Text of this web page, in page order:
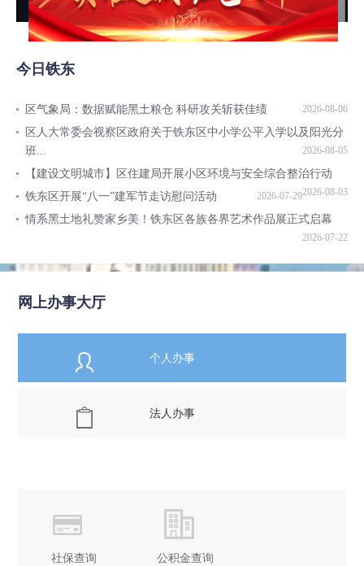
今日铁东
区气象局：数据赋能黑土粮仓 科研攻关斩获佳绩 2026-08-06
区人大常委会视察区政府关于铁东区中小学公平入学以及阳光分
班...
2026-08-05
【建设文明城市】区住建局开展小区环境与安全综合整治行动
2026-08-03
铁东区开展“八一”建军节走访慰问活动 2026-07-29
情系黑土地礼赞家乡美！铁东区各族各界艺术作品展正式启幕
2026-07-22
网上办事大厅
个人办事
法人办事
社保查询 公积金查询